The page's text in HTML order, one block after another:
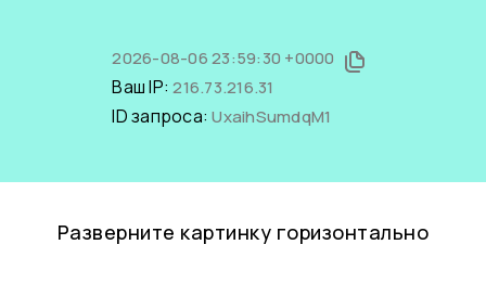
2026-08-06 23:59:30 +0000
Ваш IP:216.73.216.31
ID запроса:UxaihSumdqM1
Разверните картинку горизонтально